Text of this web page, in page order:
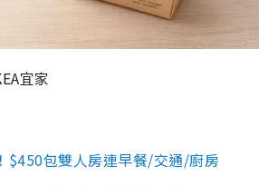
宜家
$450包雙人房連早餐/交通/廚房